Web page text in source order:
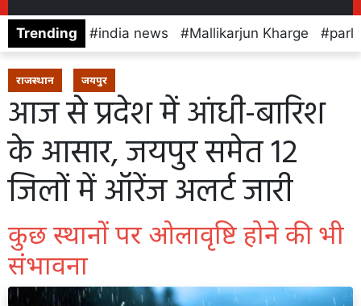
Trending india news Mallikarjun Kharge
राजस्थान जयपुर
आज से प्रदेश में आंधी-बारिश
के आसार, जयपुर समेत 12
जिलों में ऑरेंज अलर्ट जारी
कुछ स्थानों पर ओलावृष्टि होने की भी
संभावना